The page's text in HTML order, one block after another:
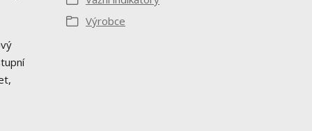
Výrobce